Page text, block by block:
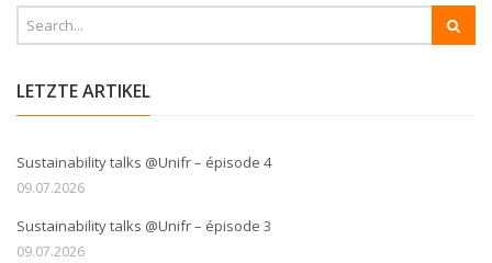
LETZTE ARTIKEL
Sustainability talks @Unifr – épisode 4
09.07.2026
Sustainability talks @Unifr – épisode 3
09.07.2026